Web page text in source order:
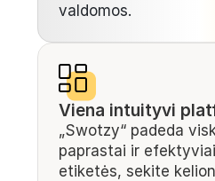
valdomos.
Viena intuityvi
„Swotzy“ padeda
paprastai ir
etiketės, sekite